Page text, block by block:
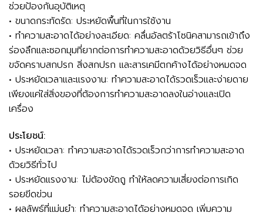
ช่วยป้องกันอุบัติเหตุ
• ขนาดกระทัดรัด: ประหยัดพื้นที่ในการใช้งาน
• ทำความสะอาดได้อย่างละเอียด: คลื่นอัลตร้าโซนิคสามารถเข้าถึง
ร่องลึกและซอกมุมที่ยากต่อการทำความสะอาดด้วยวิธีอื่นๆ ช่วย
ขจัดคราบสกปรก สิ่งสกปรก และสารเคมีตกค้างได้อย่างหมดจด
• ประหยัดเวลาและแรงงาน: ทำความสะอาดได้รวดเร็วและง่ายดาย
เพียงแค่ใส่สิ่งของที่ต้องการทำความสะอาดลงในอ่างและเปิด
เครื่อง
ประโยชน์:
• ประหยัดเวลา: ทำความสะอาดได้รวดเร็วกว่าการทำความสะอาด
ด้วยวิธีทั่วไป
• ประหยัดแรงงาน: ไม่ต้องขัดถู ทำให้ลดความเสี่ยงต่อการเกิด
รอยขีดข่วน
• ผลลัพธ์ที่แม่นยำ: ทำความสะอาดได้อย่างหมดจด เพิ่มความ